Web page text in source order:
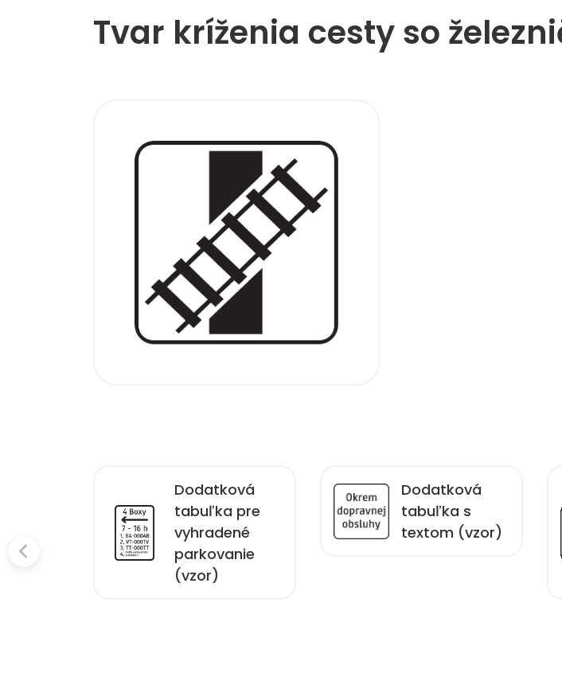
Tvar kríženia cesty so
Dodatková
tabuľka pre
vyhradené
parkovanie
(vzor)
Dodatková
tabuľka s
textom (vzor)